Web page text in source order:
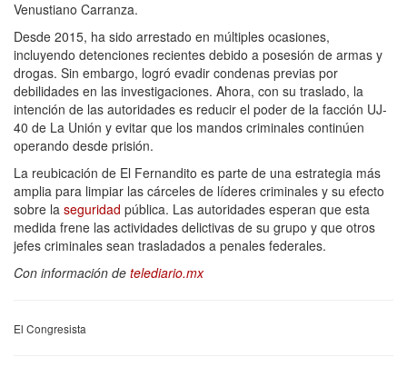
Venustiano Carranza.
Desde 2015, ha sido arrestado en múltiples ocasiones,
incluyendo detenciones recientes debido a posesión de armas y
drogas. Sin embargo, logró evadir condenas previas por
debilidades en las investigaciones. Ahora, con su traslado, la
intención de las autoridades es reducir el poder de la facción UJ-
40 de La Unión y evitar que los mandos criminales continúen
operando desde prisión.
La reubicación de El Fernandito es parte de una estrategia más
amplia para limpiar las cárceles de líderes criminales y su efecto
sobre la seguridad pública. Las autoridades esperan que esta
medida frene las actividades delictivas de su grupo y que otros
jefes criminales sean trasladados a penales federales.
Con información de telediario.mx
El Congresista